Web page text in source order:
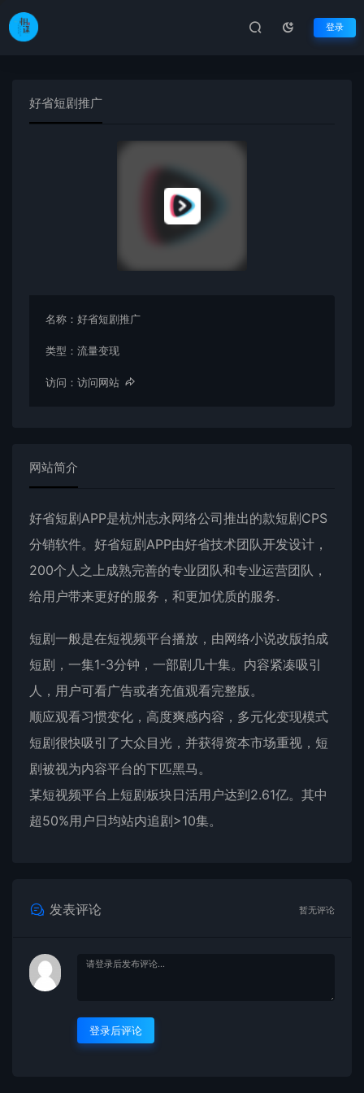
登录
好省短剧推广
名称： 好省短剧推广
类型： 流量变现
访问： 访问网站
网站简介
好省短剧APP是杭州志永网络公司推出的款短剧CPS
分销软件。好省短剧APP由好省技术团队开发设计，
200个人之上成熟完善的专业团队和专业运营团队，
给用户带来更好的服务，和更加优质的服务.
短剧一般是在短视频平台播放，由网络小说改版拍成
短剧，一集1-3分钟，一部剧几十集。内容紧凑吸引
人，用户可看广告或者充值观看完整版。
顺应观看习惯变化，高度爽感内容，多元化变现模式
短剧很快吸引了大众目光，并获得资本市场重视，短
剧被视为内容平台的下匹黑马。
某短视频平台上短剧板块日活用户达到2.61亿。其中
超50%用户日均站内追剧>10集。
发表评论 暂无评论
登录后评论